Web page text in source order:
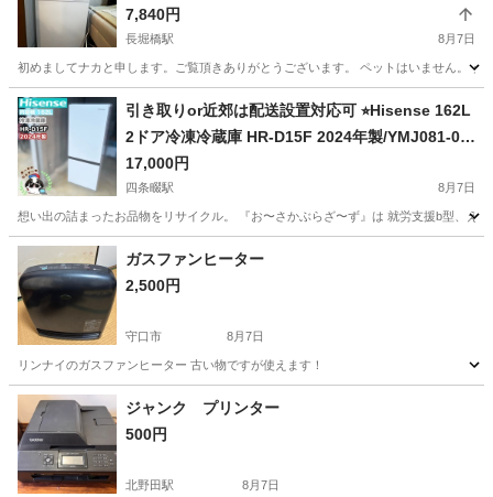
天板 右開き コンパクト 静音
7,840円
長堀橋駅 8月7日
初めましてナカと申します。ご覧頂きありがとうございます。 ペットはいません。
大阪 大阪市 長堀橋駅 キッチン家電
引き取りor近郊は配送設置対応可 ⭐︎Hisense 162L
2ドア冷凍冷蔵庫 HR-D15F 2024年製/YMJ081-04
②
17,000円
四条畷駅 8月7日
想い出の詰まったお品物をリサイクル。 『お〜さかぶらざ〜ず』は 就労支援b型、え
大阪 大東市 四条畷駅 キッチン家電
ガスファンヒーター
2,500円
守口市 8月7日
リンナイのガスファンヒーター 古い物ですが使えます！
大阪 守口市 季節、空調家電
ジャンク プリンター
500円
北野田駅 8月7日